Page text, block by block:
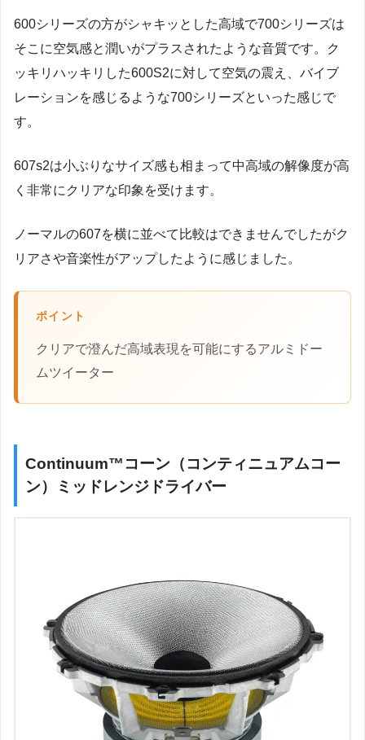
600シリーズの方がシャキッとした高域で700シリーズは
そこに空気感と潤いがプラスされたような音質です。ク
ッキリハッキリした600S2に対して空気の震え、バイブ
レーションを感じるような700シリーズといった感じで
す。
607s2は小ぶりなサイズ感も相まって中高域の解像度が高
く非常にクリアな印象を受けます。
ノーマルの607を横に並べて比較はできませんでしたがク
リアさや音楽性がアップしたように感じました。
ポイント
クリアで澄んだ高域表現を可能にするアルミドー
ムツイーター
Continuum™コーン（コンティニュアムコー
ン）ミッドレンジドライバー